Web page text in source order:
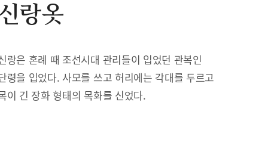
랑옷
랑은 혼례 때 조선시대 관리들이 입었던 관복인
령을 입었다. 사모를 쓰고 허리에는 각대를 두르고
이 긴 장화 형태의 목화를 신었다.